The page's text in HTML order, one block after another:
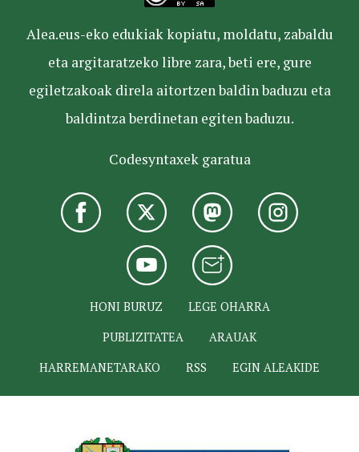
Alea.eus-eko edukiak kopiatu, moldatu, zabaldu
eta argitaratzeko libre zara, beti ere, gure
egiletzakoak direla aitortzen baldin baduzu eta
baldintza berdinetan egiten baduzu.
Codesyntaxek garatua
HONI BURUZ
LEGE OHARRA
PUBLIZITATEA
ARAUAK
HARREMANETARAKO
RSS EGIN ALEAKIDE